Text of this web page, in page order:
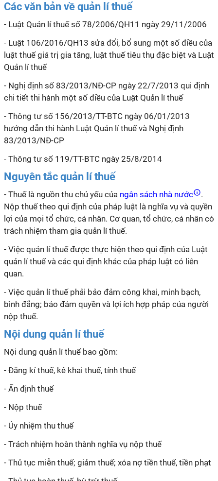
Các văn bản về quản lí thuế
- Luật Quản líthuế số 78/2006/QH11 ngày 29/11/2006
- Luật 106/2016/QH13 sửa đổi, bổ sung một số điều của
luật thuế giá trị gia tăng, luật thuế tiêu thụ đặc biệt và Luật
Quản líthuế
- Nghị định số 83/2013/NĐ-CP ngày 22/7/2013 qui định
chi tiết thi hành một số điều của Luật Quản líthuế
- Thông tư số 156/2013/TT-BTC ngày 06/01/2013
hướng dẫn thi hành Luật Quản líthuế và Nghị định
83/2013/NĐ-CP
- Thông tư số 119/TT-BTC ngày 25/8/2014
Nguyên tắc quản lí thuế
- Thuế là nguồn thu chủ yếu của ngân sách nhà nước
.
Nộp thuế theo qui định của pháp luật là nghĩa vụ và quyền
lợi của mọi tổ chức, cá nhân. Cơ quan, tổ chức, cá nhân có
trách nhiệm tham gia quản lí thuế.
- Việc quản lí thuế được thực hiện theo qui định của Luật
quản lí thuế và các qui định khác của pháp luật có liên
quan.
- Việc quản lí thuế phải bảo đảm công khai, minh bạch,
bình đẳng; bảo đảm quyền và lợi ích hợp pháp của người
nộp thuế.
Nội dung quản lí thuế
Nội dung quản lí thuế bao gồm:
- Đăng kí thuế, kê khai thuế, tính thuế
- Ấn định thuế
- Nộp thuế
- Ủy nhiệm thu thuế
- Trách nhiệm hoàn thành nghĩa vụ nộp thuế
- Thủ tục miễn thuế; giảm thuế; xóa nợ tiền thuế, tiền phạt